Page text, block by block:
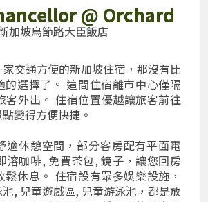
@ Orchard
加坡烏節路大臣飯店
交通方便的新加坡住宿，那沒有比
的選擇了。 這間住宿離市中心僅隔
客外出。 住宿位置優越讓旅客前往
變得方便快捷。
適休憩空間，部分客房配有平面電
溶咖啡, 免費茶包, 鏡子，讓您回房
鬆休息。 住宿設有眾多娛樂設施，
, 兒童遊戲區, 兒童游泳池，都是放